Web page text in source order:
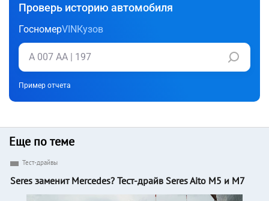
Проверь историю автомобиля
ГосномерVINКузов
Пример отчета
Еще по теме
Тест-драйвы
Seres заменит Mercedes? Тест-драйв Seres Aito M5 и M7